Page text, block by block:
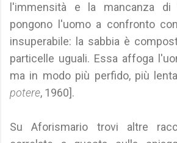
l'immensità e la mancanza
pongono l'uomo a confronto
insuperabile: la sabbia è
particelle uguali. Essa affoga
ma in modo più perfido, più
potere, 1960].
Su Aforismario trovi altre